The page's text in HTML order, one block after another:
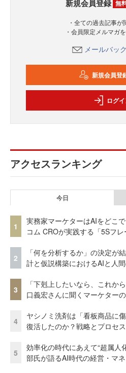
新規会員登録 無
・全ての過去記事
・会員限定メルマガ
メールバッ
新規会員登
ログ
アクセスランキング
今日
1
実務家マーケターはAIをどこ
コム CROが実践する「5Sフレ
2
「何を分析するか」の決定が
計と仮説構築におけるAIと人
3
「下剋上したいなら、これか
口義宏さんに聞くマーケター
4
ヤシノミ洗剤は「看板商品に
復活したのか？戦略とプロセス
5
効率化の時代にあえて“超属
部氏が語るAI時代の経営・マ